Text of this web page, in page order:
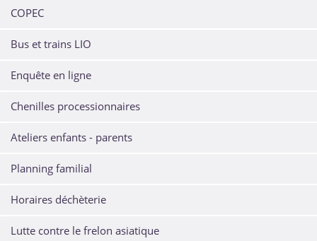
COPEC
Bus et trains LIO
Enquête en ligne
Chenilles processionnaires
Ateliers enfants - parents
Planning familial
Horaires déchèterie
Lutte contre le frelon asiatique